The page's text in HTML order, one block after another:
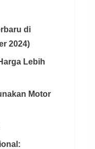
di
2024)
Lebih
Motor